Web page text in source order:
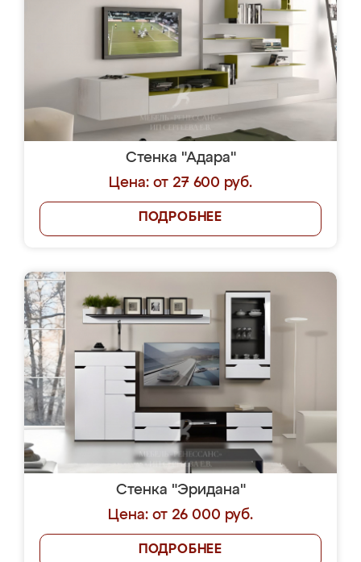
Стенка "Адара"
Цена: от 27 600 руб.
ПОДРОБНЕЕ
Стенка "Эридана"
Цена: от 26 000 руб.
ПОДРОБНЕЕ